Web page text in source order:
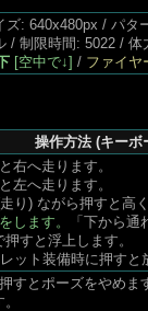
ズ: 640x480px / パ
/ 制限時間: 5022 /
[空中で↓] / ファイ
操作方法 (キーボ
へ走ります。
へ走ります。
り) ながら押すと高
します。
「下から
すと浮上します。
ット装備時に押すと
すとポーズをやめま